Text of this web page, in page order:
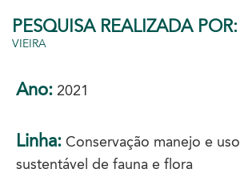
PESQUISA REALIZADA POR:
VIEIRA
Ano: 2021
Linha: Conservação manejo e uso
sustentável de fauna e flora